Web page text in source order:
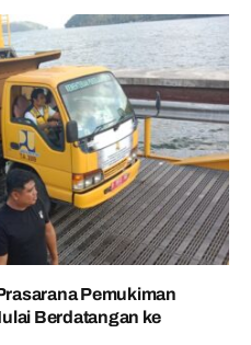
Pemukiman
Berdatangan ke